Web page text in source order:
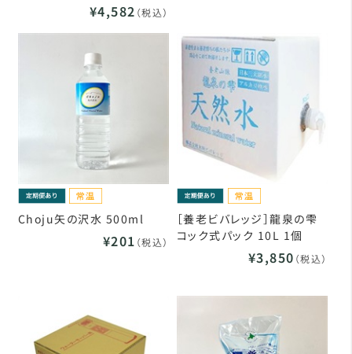
¥4,582 （税込）
Choju矢の沢水 500ml
¥201 （税込）
［養老ビバレッジ］龍泉の雫
コック式パック 10L 1個
¥3,850 （税込）